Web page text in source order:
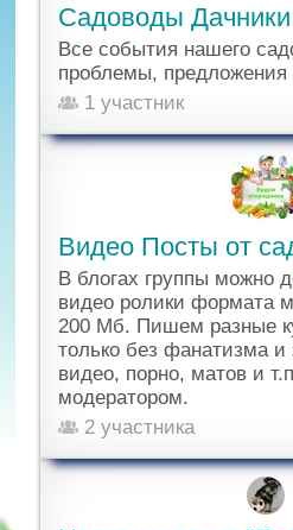
Садоводы Дачники
Все события нашего
проблемы,
1 участник
Видео Посты от
В блогах группы можно
видео ролики формата
200 Мб. Пишем разные
только без фанатизма
видео, порно, матов и
модератором.
2 участника